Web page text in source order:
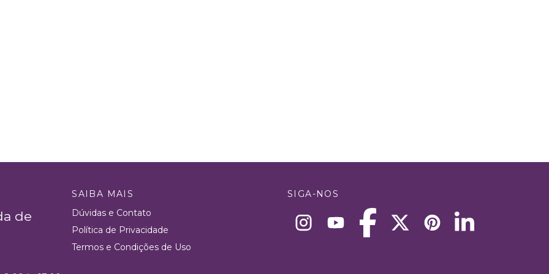
de
SAIBA MAIS
Dúvidas e Contato
Política de Privacidade
Termos e Condições de Uso
SIGA-NOS